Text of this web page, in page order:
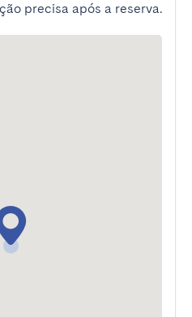
precisa após a reserva.